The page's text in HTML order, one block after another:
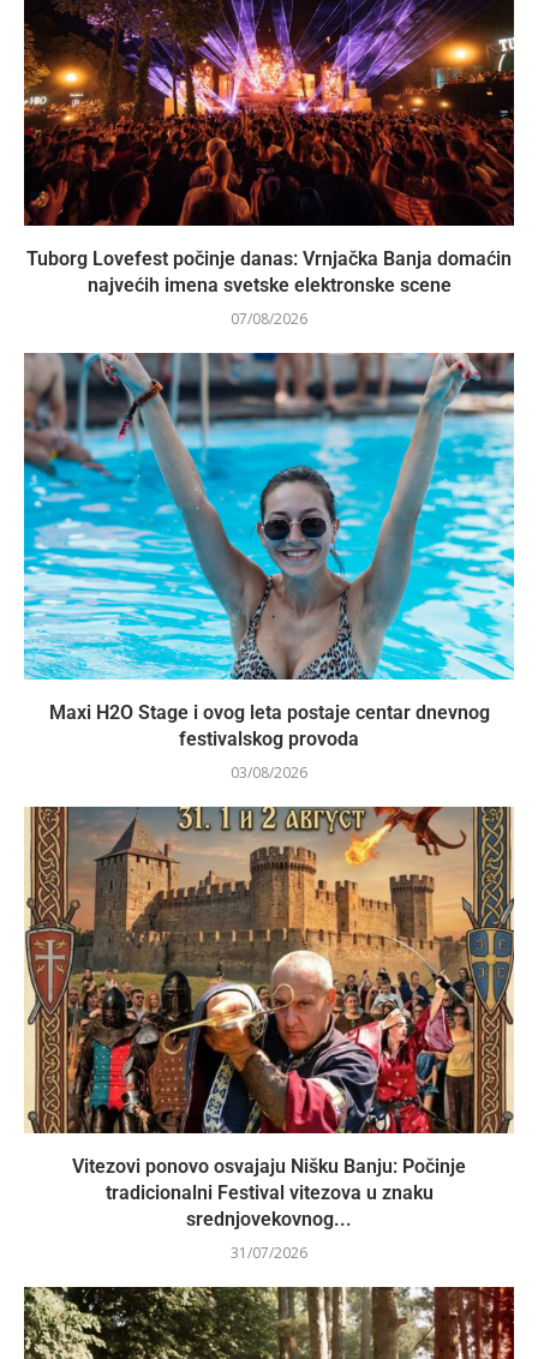
Tuborg Lovefest počinje danas: Vrnjačka Banja domaćin
najvećih imena svetske elektronske scene
07/08/2026
Maxi H2O Stage i ovog leta postaje centar dnevnog
festivalskog provoda
03/08/2026
Vitezovi ponovo osvajaju Nišku Banju: Počinje
tradicionalni Festival vitezova u znaku
srednjovekovnog...
31/07/2026